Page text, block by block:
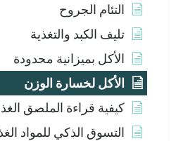
التئام الجروح
تليف الكبد والتغذية
الأكل بميزانية محدودة
الأكل لخسارة الوزن
كيفية قراءة الملصق
التسوق الذكي للمواد